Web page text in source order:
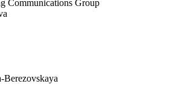
Communications Group
Berezovskaya